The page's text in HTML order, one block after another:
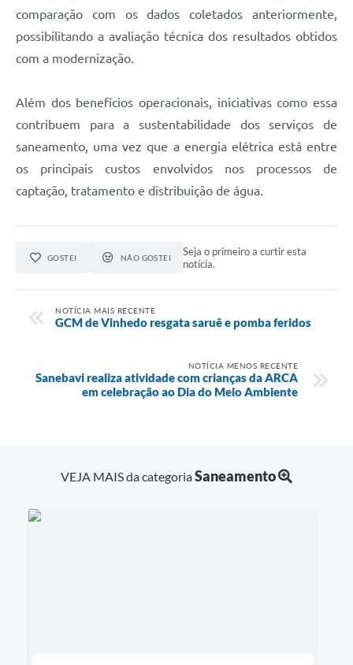
comparação com os dados coletados anteriormente,
possibilitando a avaliação técnica dos resultados obtidos
com a modernização.
Além dos benefícios operacionais, iniciativas como essa
contribuem para a sustentabilidade dos serviços de
saneamento, uma vez que a energia elétrica está entre
os principais custos envolvidos nos processos de
captação, tratamento e distribuição de água.
GOSTEI NÃO GOSTEI
Seja o primeiro a curtir esta
notícia.
NOTÍCIA MAIS RECENTE
GCM de Vinhedo resgata saruê e pomba feridos
NOTÍCIA MENOS RECENTE
Sanebavi realiza atividade com crianças da ARCA
em celebração ao Dia do Meio Ambiente
VEJA MAIS da categoriaSaneamento